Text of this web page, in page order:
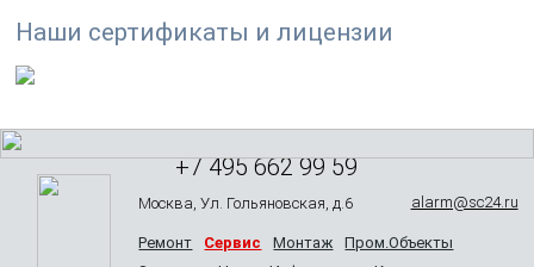
Наши сертификаты и лицензии
alarm@sc24.ru
+7 495 662 99 59
Москва, Ул. Гольяновская, д.6
Ремонт Сервис Монтаж
Пром.Объекты